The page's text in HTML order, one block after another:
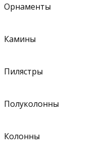
Орнаменты
Камины
Пилястры
Полуколонны
Колонны